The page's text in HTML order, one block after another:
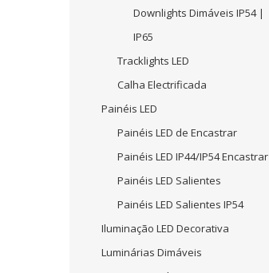
Downlights Dimáveis IP54 |
IP65
Tracklights LED
Calha Electrificada
Painéis LED
Painéis LED de Encastrar
Painéis LED IP44/IP54 Encastrar
Painéis LED Salientes
Painéis LED Salientes IP54
Iluminação LED Decorativa
Luminárias Dimáveis